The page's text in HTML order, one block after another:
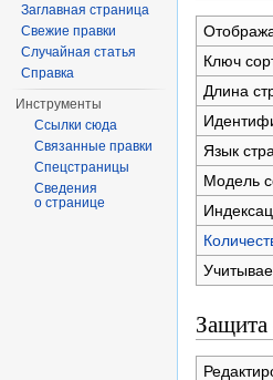
Ключ
Длина
Язык
Модель
Заглавная страница
Свежие правки
Случайная статья
Справка
Инструменты
Ссылки сюда
Связанные правки
Спецстраницы
Сведения
о странице